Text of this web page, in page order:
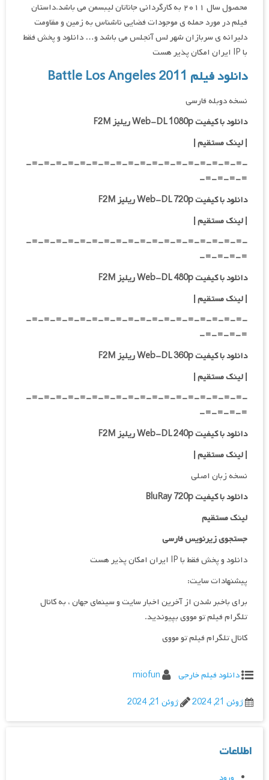
محصول سال ۲۰۱۱ به کارگردانی جاناتان لیبسمن می باشد.داستان
فیلم در مورد حمله ی موجودات فضایی ناشناس به زمین و مقاومت
دلیرانه ی سربازان شهر لس آنجلس می باشد و… دانلود و پخش فقط
با IP ایران امکان پذیر هست
دانلود فیلم Battle Los Angeles 2011
نسخه دوبله فارسی
دانلود با کیفیت Web-DL 1080p ریلیز F2M
|لینک مستقیم|
-=-=-=-=-=-=-=-=-=-=-=-=-=-=-=-=-=-=-
=-=-=-=-
دانلود با کیفیت Web-DL 720p ریلیز F2M
|لینک مستقیم|
-=-=-=-=-=-=-=-=-=-=-=-=-=-=-=-=-=-=-
=-=-=-=-
دانلود با کیفیت Web-DL 480p ریلیز F2M
|لینک مستقیم|
-=-=-=-=-=-=-=-=-=-=-=-=-=-=-=-=-=-=-
=-=-=-=-
دانلود با کیفیت Web-DL 360p ریلیز F2M
| لینک مستقیم|
-=-=-=-=-=-=-=-=-=-=-=-=-=-=-=-=-=-=-
=-=-=-=-
دانلود با کیفیت Web-DL 240p ریلیز F2M
| لینک مستقیم|
نسخه زبان اصلی
دانلود با کیفیت BluRay 720p
لینک مستقیم
جستجوی زیرنویس فارسی
دانلود و پخش فقط با IP ایران امکان پذیر هست
پیشنهادات سایت:
برای باخبر شدن از آخرین اخبار سایت و سینمای جهان ، به کانال
تلگرام فیلم تو مووی بپیوندید.
کانال تلگرام فیلم تو مووی
دانلود فیلم خارجی
miofun
ژوئن 21, 2024
ژوئن 21, 2024
اطلاعات